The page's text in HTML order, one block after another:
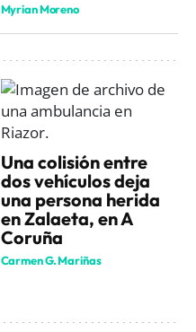
Myrian Moreno
Una colisión entre
dos vehículos deja
una persona herida
en Zalaeta, en A
Coruña
Carmen G. Mariñas